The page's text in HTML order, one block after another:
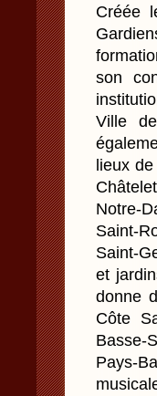
Créée
son
Ville
lieux
Notre-
Saint-
Saint-
et
donne
Côte
Basse-
Pays-